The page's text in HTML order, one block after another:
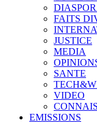
FAITS
JUSTICE
MEDIA
SANTE
VIDEO
EMISSIONS